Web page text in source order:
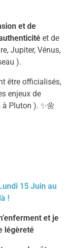
et de
et de
Jupiter, Vénus,
).
être officialisés,
enjeux de
à Pluton ). ✨🌼
15 Juin au
!
et je
légèreté